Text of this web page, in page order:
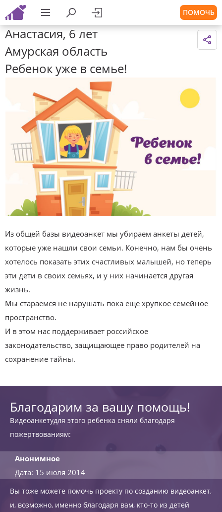
ПОМОЧЬ
Анастасия, 6 лет
Амурская область
Ребенок уже в семье!
Из общей базы видеоанкет мы убираем анкеты детей,
которые уже нашли свои семьи. Конечно, нам бы очень
хотелось показать этих счастливых малышей, но теперь
эти дети в своих семьях, и у них начинается другая
жизнь.
Мы стараемся не нарушать пока еще хрупкое семейное
пространство.
И в этом нас поддерживает российское
законодательство, защищающее право родителей на
сохранение тайны.
Благодарим за вашу помощь!
Видеоанкетудля этого ребенка сняли благодаря
пожертвованиям:
Анонимное
Дата: 15 июля 2014
Вы тоже можете помочь проекту по созданию видеоанкет,
и, возможно, именно благодаря вам, кто-то из детей